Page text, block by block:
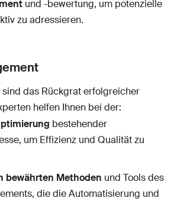
und -bewertung, um potenzielle
zu adressieren.
sind das Rückgrat erfolgreicher
helfen Ihnen bei der:
bestehender
um Effizienz und Qualität zu
bewährten Methoden und Tools des
die die Automatisierung und